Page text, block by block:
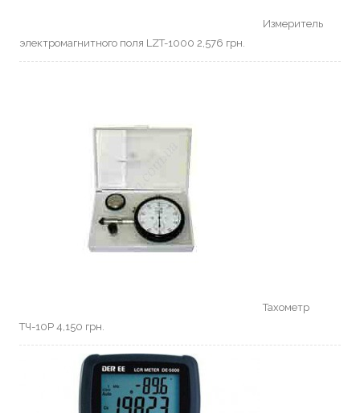
Измеритель
электромагнитного поля LZT-1000 2,576 грн.
Тахометр
ТЧ-10Р 4,150 грн.